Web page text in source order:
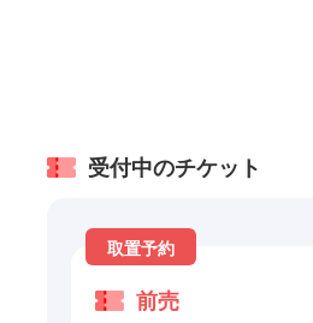
受付中のチケット
取置予約
前売